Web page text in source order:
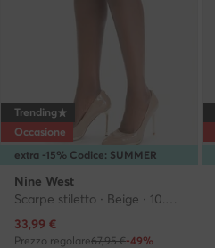
extra -15% Codice: SUMMER
Trending
Occasione
Nine West
Scarpe stiletto · Beige · 10.5 cm
Prezzo attuale
33,99 €
Prezzo regolare67,95 €-49%